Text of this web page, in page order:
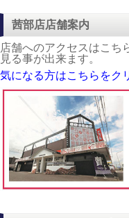
茜部店店舗案内
店舗へのアクセスはこち
見る事が出来ます。
気になる方はこちらをク